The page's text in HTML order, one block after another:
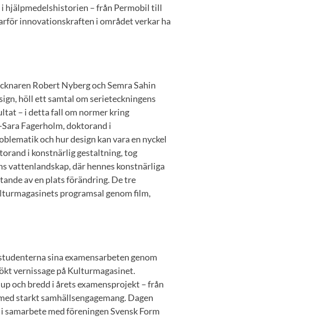
hjälpmedelshistorien – från Permobil till
innovationskraften i området verkar ha
Robert Nyberg och Semra Sahin
höll ett samtal om serieteckningens
– i detta fall om normer kring
Fagerholm, doktorand i
och hur design kan vara en nyckel
i konstnärlig gestaltning, tog
vattenlandskap, där hennes konstnärliga
av en plats förändring. De tre
programsal genom film,
sina examensarbeten genom
vernissage på Kulturmagasinet.
och bredd i årets examensprojekt – från
starkt samhällsengagemang. Dagen
med föreningen Svensk Form